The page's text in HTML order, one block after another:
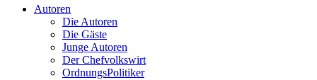
Autoren
Die Autoren
Die Gäste
Junge Autoren
Der Chefvolkswirt
OrdnungsPolitiker